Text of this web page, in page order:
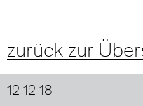
zurück zur
12 12 18